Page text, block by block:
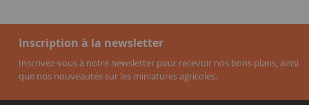
Inscription à la newsletter
Inscrivez-vous à notre newsletter pour recevoir nos bons plans, ainsi
que nos nouveautés sur les miniatures agricoles.